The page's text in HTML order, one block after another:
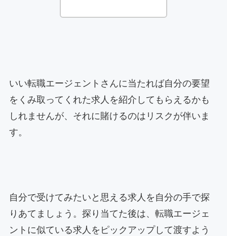
いい転職エージェントさんに当たれば自分の要望
をくみ取ってくれた求人を紹介してもらえるかも
しれませんが、それに賭けるのはリスクが伴いま
す。
自分で受けてみたいと思える求人を自分の手で探
りあてましょう。探り当てた後は、転職エージェ
ントに似ている求人をピックアップして渡すよう